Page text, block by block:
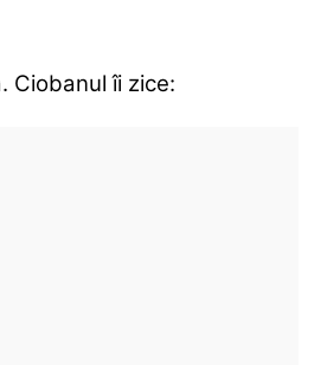
Ciobanul îi zice: